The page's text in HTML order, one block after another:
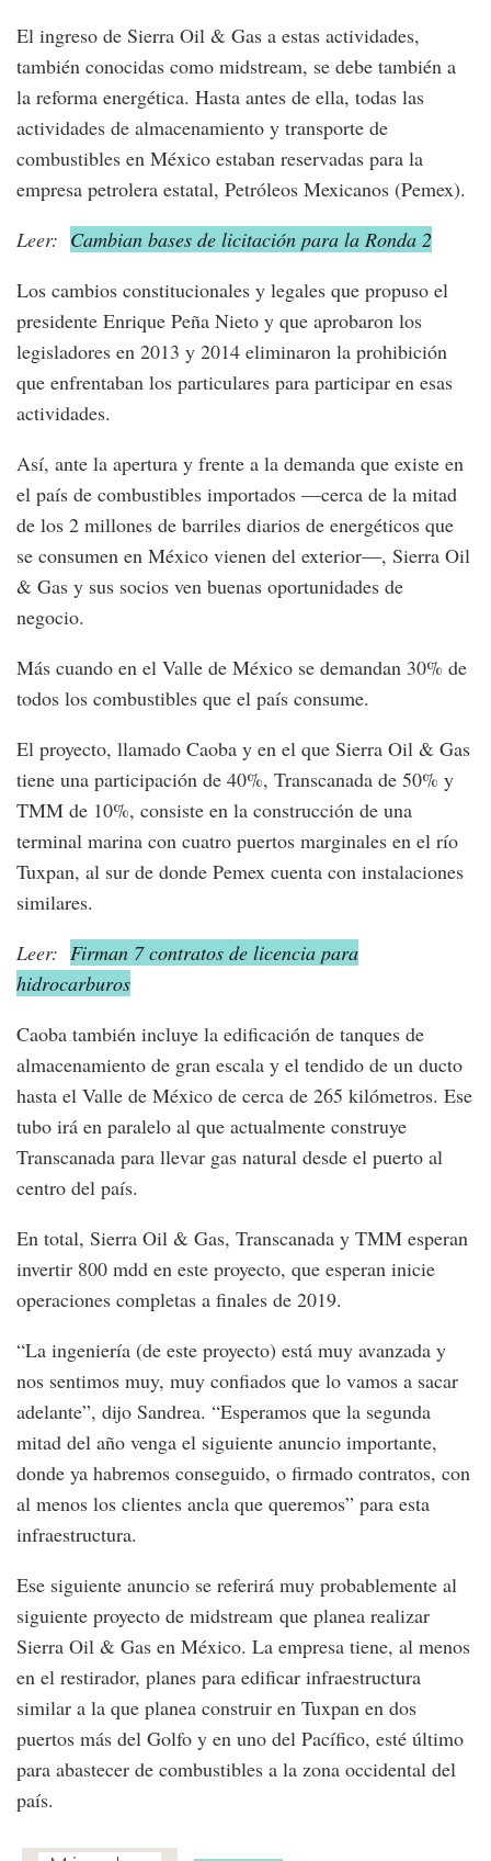
El ingreso de Sierra Oil & Gas a estas actividades,
también conocidas como midstream, se debe también a
la reforma energética. Hasta antes de ella, todas las
actividades de almacenamiento y transporte de
combustibles en México estaban reservadas para la
empresa petrolera estatal, Petróleos Mexicanos (Pemex).
Leer: Cambian bases de licitación para la Ronda 2
Los cambios constitucionales y legales que propuso el
presidente Enrique Peña Nieto y que aprobaron los
legisladores en 2013 y 2014 eliminaron la prohibición
que enfrentaban los particulares para participar en esas
actividades.
Así, ante la apertura y frente a la demanda que existe en
el país de combustibles importados —cerca de la mitad
de los 2 millones de barriles diarios de energéticos que
se consumen en México vienen del exterior—, Sierra Oil
& Gas y sus socios ven buenas oportunidades de
negocio.
Más cuando en el Valle de México se demandan 30% de
todos los combustibles que el país consume.
El proyecto, llamado Caoba y en el que Sierra Oil & Gas
tiene una participación de 40%, Transcanada de 50% y
TMM de 10%, consiste en la construcción de una
terminal marina con cuatro puertos marginales en el río
Tuxpan, al sur de donde Pemex cuenta con instalaciones
similares.
Leer: Firman 7 contratos de licencia para
hidrocarburos
Caoba también incluye la edificación de tanques de
almacenamiento de gran escala y el tendido de un ducto
hasta el Valle de México de cerca de 265 kilómetros. Ese
tubo irá en paralelo al que actualmente construye
Transcanada para llevar gas natural desde el puerto al
centro del país.
En total, Sierra Oil & Gas, Transcanada y TMM esperan
invertir 800 mdd en este proyecto, que esperan inicie
operaciones completas a finales de 2019.
“La ingeniería (de este proyecto) está muy avanzada y
nos sentimos muy, muy confiados que lo vamos a sacar
adelante”, dijo Sandrea. “Esperamos que la segunda
mitad del año venga el siguiente anuncio importante,
donde ya habremos conseguido, o firmado contratos, con
al menos los clientes ancla que queremos” para esta
infraestructura.
Ese siguiente anuncio se referirá muy probablemente al
siguiente proyecto de midstream que planea realizar
Sierra Oil & Gas en México. La empresa tiene, al menos
en el restirador, planes para edificar infraestructura
similar a la que planea construir en Tuxpan en dos
puertos más del Golfo y en uno del Pacífico, esté último
para abastecer de combustibles a la zona occidental del
país.